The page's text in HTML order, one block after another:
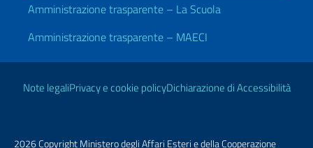
Amministrazione trasparente – La Scuola
Amministrazione trasparente – MAECI
Link Utili
Note legaliPrivacy e cookie policyDichiarazione di Accessibilità
2026 Copyright Ministero degli Affari Esteri e della Cooperazione